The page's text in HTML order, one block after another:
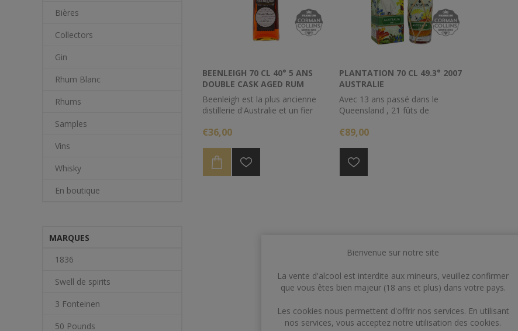
BEENLEIGH 70 CL 40° 5 ANS
DOUBLE CASK AGED RUM
Beenleigh est la plus ancienne
distillerie d'Australie et un fier
avec de la mélasse du moulin à
de la distillerie). Mis en fût dans
d'ex fût de Sherry et ensuite de
bourbon, cette version de 5 ans
€36,00
PLANTATION 70 CL 49.3° 2007
AUSTRALIE
Avec 13 ans passé dans le
Queensland , 21 fûts de
en France où ils ont continué à
cognac. L'assemblage titre 49.3ù
d'alcool.
€89,00
Bières
Collectors
Gin
Rhum Blanc
Rhums
Samples
Vins
Whisky
En boutique
MARQUES
1836
Swell de spirits
3 Fonteinen
50 Pounds
Bienvenue sur notre site
La vente d'alcool est interdite aux mineurs, veuillez confirmer
que vous êtes bien majeur (18 ans et plus) dans votre pays.
Les cookies nous permettent d'offrir nos services. En utilisant
nos services, vous acceptez notre utilisation des cookies.